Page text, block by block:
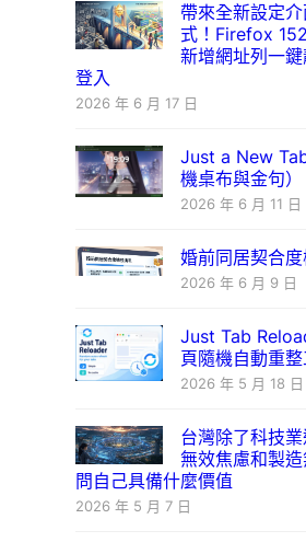
帶來全新設定
式！Firefox
新增網址列一
登入
2026 年 6 月 17 日
Just a New
機桌布與金句）
2026 年 6 月 11 日
婚前同居契合
2026 年 6 月 9 日
Just Tab
頁隨機自動重
2026 年 5 月 18 日
台灣除了科技
無效焦慮和製
問自己具備什麼價值
2026 年 5 月 7 日